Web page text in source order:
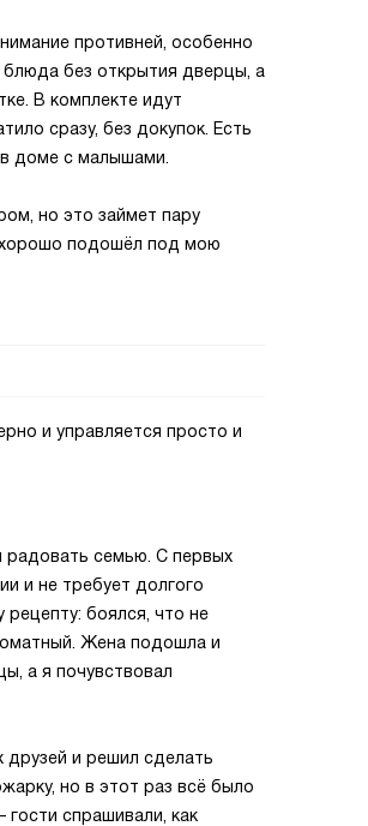
противней, особенно
блюда без открытия дверцы, а
В комплекте идут
сразу, без докупок. Есть
доме с малышами.
но это займет пару
хорошо подошёл под мою
и управляется просто и
радовать семью. С первых
и не требует долгого
боялся, что не
Жена подошла и
а я почувствовал
друзей и решил сделать
но в этот раз всё было
спрашивали, как